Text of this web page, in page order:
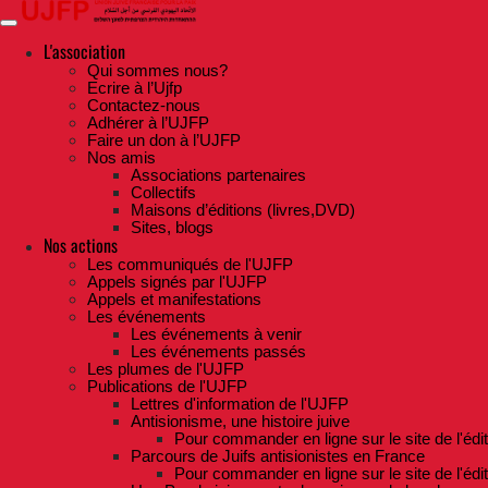
Skip
to
contentL'association
Qui sommes nous?
Ecrire à l’Ujfp
Contactez-nous
Adhérer à l’UJFP
Faire un don à l’UJFP
Nos amis
Associations partenaires
Collectifs
Maisons d’éditions (livres,DVD)
Sites, blogs
Nos actions
Les communiqués de l'UJFP
Appels signés par l'UJFP
Appels et manifestations
Les événements
Les événements à venir
Les événements passés
Les plumes de l'UJFP
Publications de l'UJFP
Lettres d'information de l'UJFP
Antisionisme, une histoire juive
Pour commander en ligne sur le site de
Parcours de Juifs antisionistes en France
Pour commander en ligne sur le site de